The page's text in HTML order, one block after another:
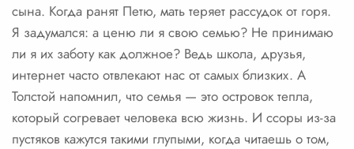
сына. Когда ранят Петю, мать теряет рассудок от горя.
Я задумался: а ценю ли я свою семью? Не принимаю
ли я их заботу как должное? Ведь школа, друзья,
интернет часто отвлекают нас от самых близких. А
Толстой напомнил, что семья — это островок тепла,
который согревает человека всю жизнь. И ссоры из-за
пустяков кажутся такими глупыми, когда читаешь о том,